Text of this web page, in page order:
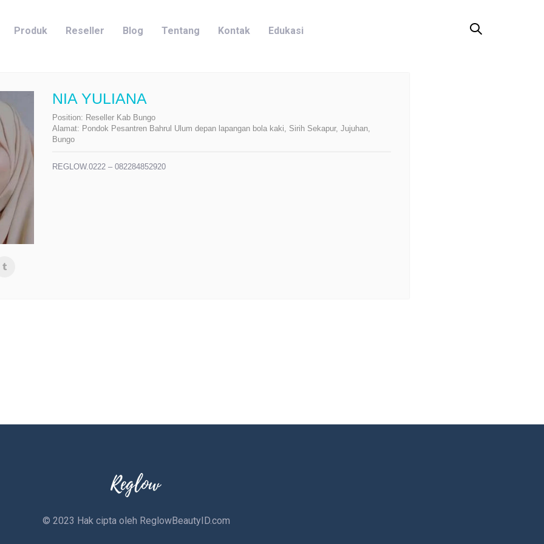
Produk Reseller Blog Tentang Kontak Edukasi
NIA YULIANA
Position: Reseller Kab Bungo
Alamat: Pondok Pesantren Bahrul Ulum depan lapangan bola kaki, Sirih Sekapur, Jujuhan,
Bungo
REGLOW.0222 – 082284852920
© 2023 Hak cipta oleh ReglowBeautyID.com